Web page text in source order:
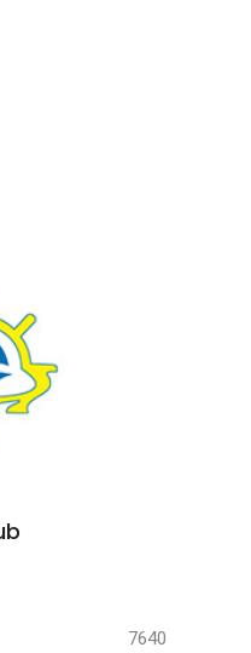
54 7640